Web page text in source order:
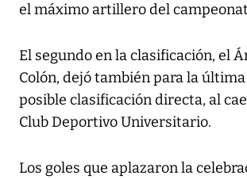
el máximo artillero del
El segundo en la clasificación, el
Colón, dejó también para la
posible clasificación directa, al
Club Deportivo Universitario.
Los goles que aplazaron la